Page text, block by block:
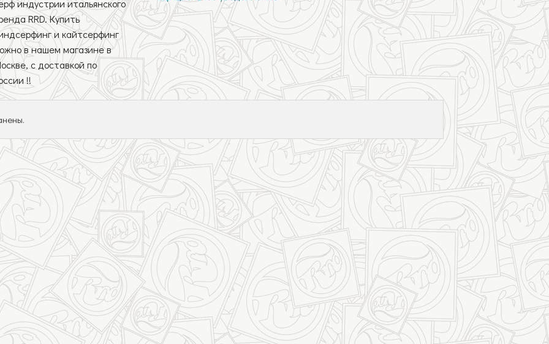
Мачты SDM
Мачты RDM
индустрии итальянского
RRD. Купить
и кайтсерфинг
в нашем магазине в
с доставкой по
!!